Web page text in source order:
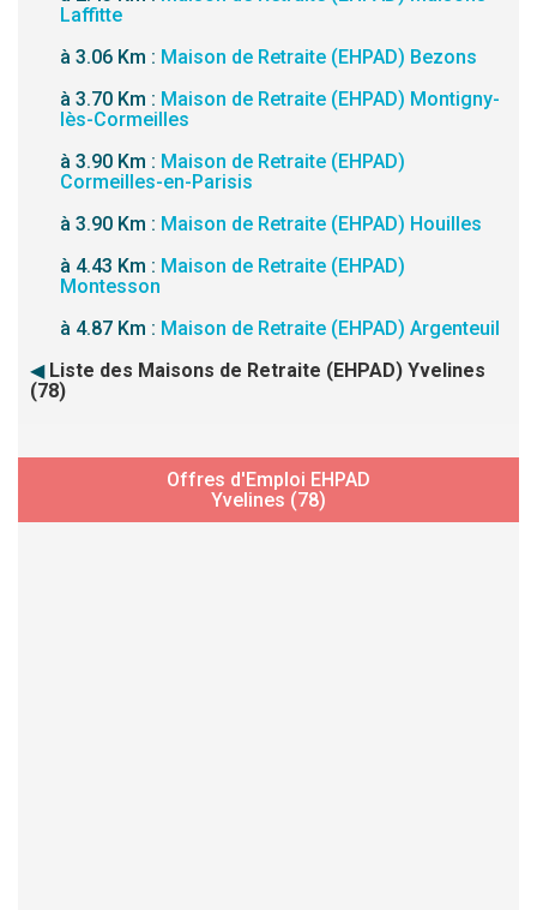
Laffitte
à 3.06 Km : Maison de Retraite (EHPAD) Bezons
à 3.70 Km : Maison de Retraite (EHPAD) Montigny-
lès-Cormeilles
à 3.90 Km : Maison de Retraite (EHPAD)
Cormeilles-en-Parisis
à 3.90 Km : Maison de Retraite (EHPAD) Houilles
à 4.43 Km : Maison de Retraite (EHPAD)
Montesson
à 4.87 Km : Maison de Retraite (EHPAD) Argenteuil
◀ Liste des Maisons de Retraite (EHPAD) Yvelines
(78)
Offres d'Emploi EHPAD
Yvelines (78)